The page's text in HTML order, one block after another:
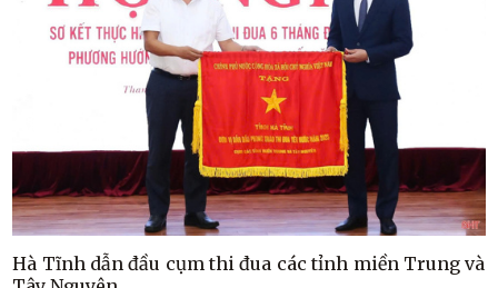
Hà Tĩnh dẫn đầu cụm thi đua các tỉnh miền Trung và